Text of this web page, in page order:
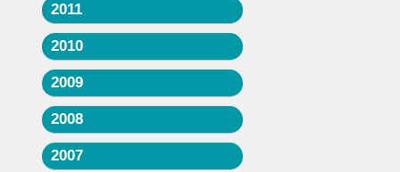
2011
2010
2009
2008
2007